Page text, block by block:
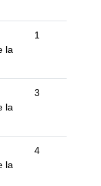
la
1
la
3
la
4